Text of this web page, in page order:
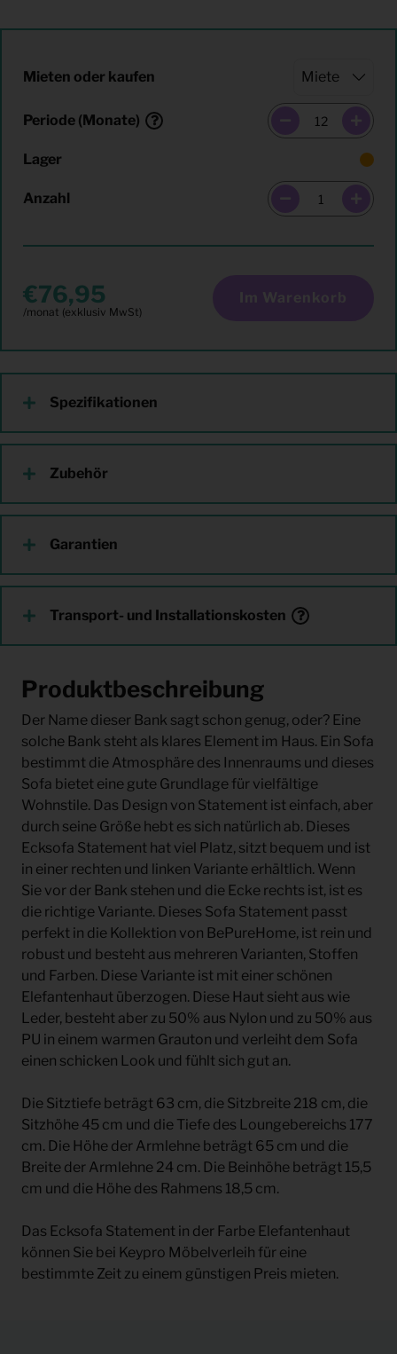
Mieten oder kaufen
Periode (Monate)
Lager
Anzahl
76,95 Im Warenkorb
Spezifikationen
Zubehör
Garantien
Transport- und Installationskosten
Produktbeschreibung
Der Name dieser Bank sagt schon genug, oder? Eine
solche Bank steht als klares Element im Haus. Ein Sofa
bestimmt die Atmosphäre des Innenraums und dieses
Sofa bietet eine gute Grundlage für vielfältige
Wohnstile. Das Design von Statement ist einfach, aber
durch seine Größe hebt es sich natürlich ab. Dieses
Ecksofa Statement hat viel Platz, sitzt bequem und ist
in einer rechten und linken Variante erhältlich. Wenn
Sie vor der Bank stehen und die Ecke rechts ist, ist es
die richtige Variante. Dieses Sofa Statement passt
perfekt in die Kollektion von BePureHome, ist rein und
robust und besteht aus mehreren Varianten, Stoffen
und Farben. Diese Variante ist mit einer schönen
Elefantenhaut überzogen. Diese Haut sieht aus wie
Leder, besteht aber zu 50% aus Nylon und zu 50% aus
PU in einem warmen Grauton und verleiht dem Sofa
einen schicken Look und fühlt sich gut an.
Die Sitztiefe beträgt 63 cm, die Sitzbreite 218 cm, die
Sitzhöhe 45 cm und die Tiefe des Loungebereichs 177
cm. Die Höhe der Armlehne beträgt 65 cm und die
Breite der Armlehne 24 cm. Die Beinhöhe beträgt 15,5
cm und die Höhe des Rahmens 18,5 cm.
Das Ecksofa Statement in der Farbe Elefantenhaut
können Sie bei Keypro Möbelverleih für eine
bestimmte Zeit zu einem günstigen Preis mieten.